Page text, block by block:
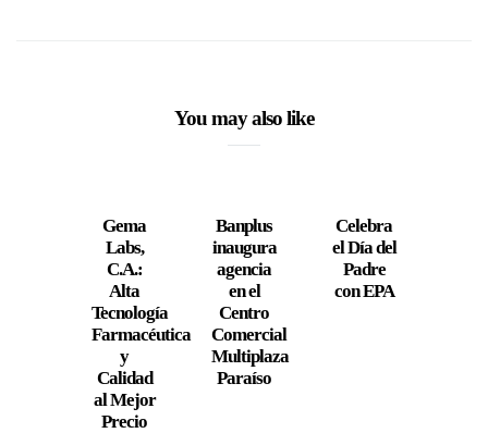
You may also like
Gema
Labs,
C.A.:
Alta
Tecnología
Farmacéutica
y
Calidad
al Mejor
Precio
Banplus
inaugura
agencia
en el
Centro
Comercial
Multiplaza
Paraíso
Celebra
el Día del
Padre
con EPA